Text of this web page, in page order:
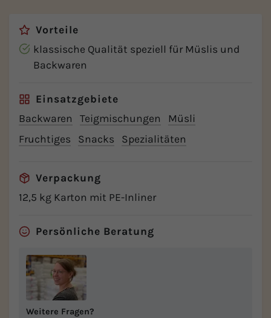
Vorteile
klassische Qualität speziell für Müslis und
Backwaren
Einsatzgebiete
Backwaren
Teigmischungen
Müsli
Fruchtiges
Snacks Spezialitäten
Verpackung
12,5 kg Karton mit PE-Inliner
Persönliche Beratung
Weitere Fragen?